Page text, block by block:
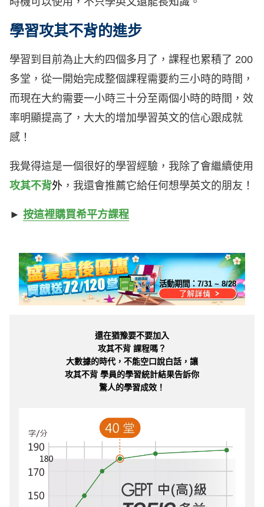
學習攻其不背的進步
學習到目前為止大約四個多月了，課程也累積了 200
多堂，從一開始完成整個課程需要約三小時的時間，
而現在大約需要一小時三十分至兩個小時的時間，效
率明顯提高了，大大的增加學習英文的信心跟成就
感！
我覺得這是一個很好的學習經驗，我除了會繼續使用
攻其不背外 ，我還會推薦它給任何想學英文的朋友！
► 按這裡購買希平方課程
活動期間：7/31 ~ 8/28
還在猶豫要不要加入
攻其不背 課程嗎？
大數據的時代，不能空口說白話，讓
攻其不背 學員的學習統計結果告訴你
驚人的學習成效！